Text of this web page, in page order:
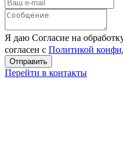
Я даю Согласие на
согласен с Политикой
Перейти в контакты